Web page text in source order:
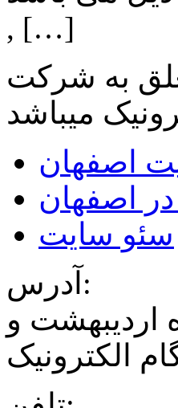
, […]
به شرکت
اصفهان
اصفهان
سئو سایت
آدرس:
اردیبهشت و
الکترونیک